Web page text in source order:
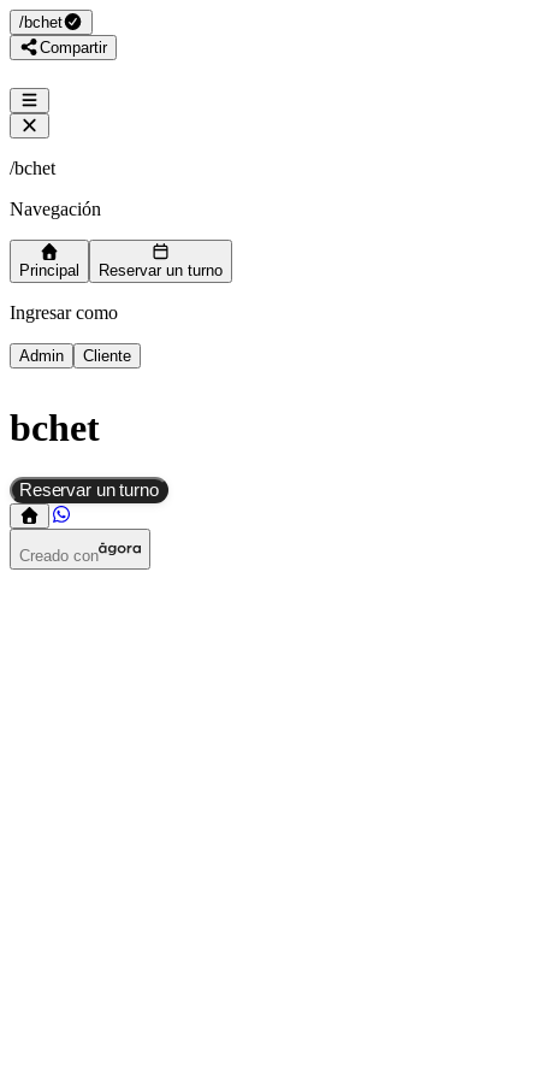
/bchet
Compartir
/bchet
Navegación
Principal Reservar un turno
Ingresar como
Admin Cliente
bchet
Reservar un turno
Creado con